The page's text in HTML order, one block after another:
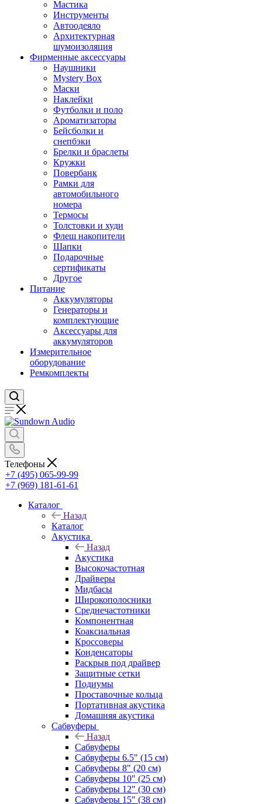
Мастика
Инструменты
Автоодеяло
Архитектурная
шумоизоляция
Фирменные аксессуары
Наушники
Mystery Box
Маски
Наклейки
Футболки и поло
Ароматизаторы
Бейсболки и
снепбэки
Брелки и браслеты
Кружки
Повербанк
Рамки для
автомобильного
номера
Термосы
Толстовки и худи
Флеш накопители
Шапки
Подарочные
сертификаты
Другое
Питание
Аккумуляторы
Генераторы и
комплектующие
Аксессуары для
аккумуляторов
Измерительное
оборудование
Ремкомплекты
Телефоны
+7 (495) 065-99-99
+7 (969) 181-61-61
Каталог
Назад
Каталог
Акустика
Назад
Акустика
Высокочастотная
Драйверы
Мидбасы
Широкополосники
Среднечастотники
Компонентная
Коаксиальная
Кроссоверы
Конденсаторы
Раскрыв под драйвер
Защитные сетки
Подиумы
Проставочные кольца
Портативная акустика
Домашняя акустика
Сабвуферы
Назад
Сабвуферы
Сабвуферы 6.5" (15 см)
Сабвуферы 8" (20 см)
Сабвуферы 10" (25 см)
Сабвуферы 12" (30 см)
Сабвуферы 15" (38 см)